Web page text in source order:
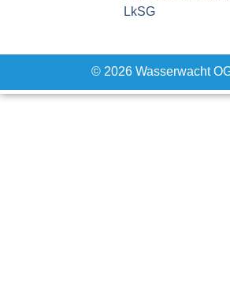
LkSG
© 2026 Wasserwacht